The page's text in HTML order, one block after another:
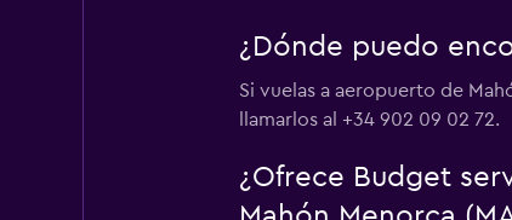
¿Dónde puedo
Si vuelas a aeropuerto de
llamarlos al +34 902 09 02 72.
¿Ofrece Budget